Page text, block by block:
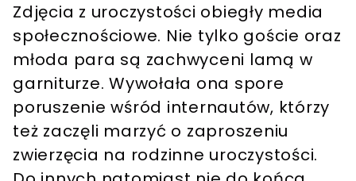
Zdjęcia z uroczystości obiegły media
społecznościowe. Nie tylko goście oraz
młoda para są zachwyceni lamą w
garniturze. Wywołała ona spore
poruszenie wśród internautów, którzy
też zaczęli marzyć o zaproszeniu
zwierzęcia na rodzinne uroczystości.